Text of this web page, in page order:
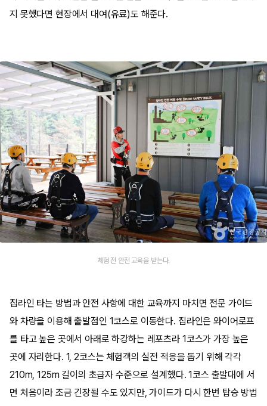
지 못했다면 현장에서 대여(유료)도 해준다.
체험 전 안전 교육을 받는다.
집라인 타는 방법과 안전 사항에 대한 교육까지 마치면 전문 가이드
와 차량을 이용해 출발점인 1코스로 이동한다. 집라인은 와이어로프
를 타고 높은 곳에서 아래로 하강하는 레포츠라 1코스가 가장 높은
곳에 자리한다. 1, 2코스는 체험객의 실전 적응을 돕기 위해 각각
210m, 125m 길이의 초급자 수준으로 설계했다. 1코스 출발대에 서
면 처음이라 조금 긴장될 수도 있지만, 가이드가 다시 한번 탑승 방법